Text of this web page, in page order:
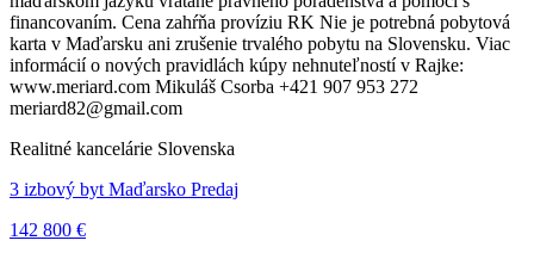
financovaním. Cena zahŕňa províziu RK Nie je potrebná pobytová
karta v Maďarsku ani zrušenie trvalého pobytu na Slovensku. Viac
informácií o nových pravidlách kúpy nehnuteľností v Rajke:
www.meriard.com Mikuláš Csorba +421 907 953 272
meriard82@gmail.com
Realitné kancelárie Slovenska
3 izbový byt Maďarsko Predaj
142 800 €